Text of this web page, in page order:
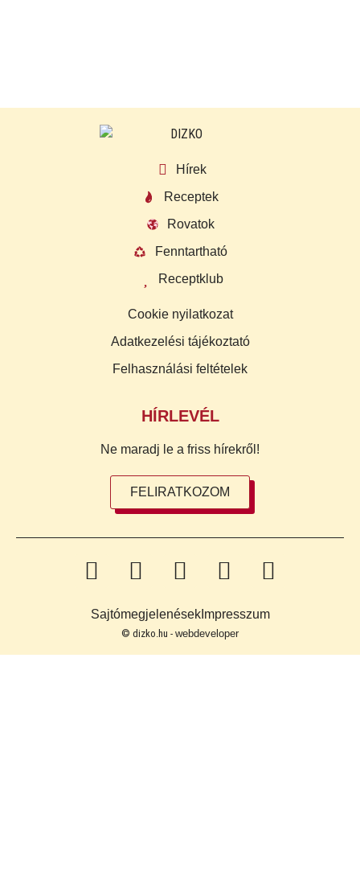
Hírek
Receptek
Rovatok
Fenntartható
Receptklub
Cookie nyilatkozat
Adatkezelési tájékoztató
Felhasználási feltételek
HÍRLEVÉL
Ne maradj le a friss hírekről!
FELIRATKOZOM
SajtómegjelenésekImpresszum
© dizko.hu - webdeveloper